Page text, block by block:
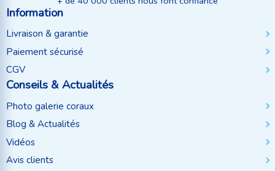
Information
Livraison & garantie
Paiement sécurisé
CGV
Conseils & Actualités
Photo galerie coraux
Blog & Actualités
Vidéos
Avis clients